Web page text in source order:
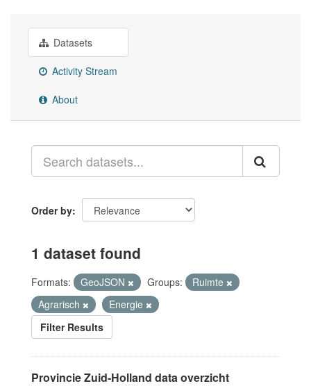
Datasets
Activity Stream
About
Order by
1 dataset found
Formats: GeoJSON Groups:
Ruimte
Agrarisch
Energie
Filter Results
Provincie Zuid-Holland data overzicht